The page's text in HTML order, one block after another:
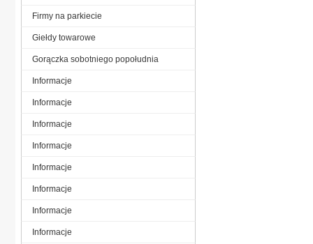
Firmy na parkiecie
Giełdy towarowe
Gorączka sobotniego popołudnia
Informacje
Informacje
Informacje
Informacje
Informacje
Informacje
Informacje
Informacje